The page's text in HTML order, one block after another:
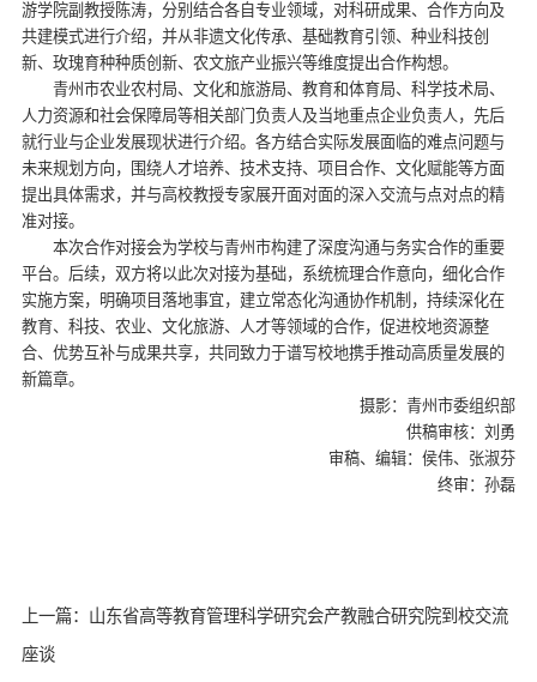
游学院副教授陈涛，分别结合各自专业领域，对科研成果、合作方向及
共建模式进行介绍，并从非遗文化传承、基础教育引领、种业科技创
新、玫瑰育种种质创新、农文旅产业振兴等维度提出合作构想。
青州市农业农村局、文化和旅游局、教育和体育局、科学技术局、
人力资源和社会保障局等相关部门负责人及当地重点企业负责人，先后
就行业与企业发展现状进行介绍。各方结合实际发展面临的难点问题与
未来规划方向，围绕人才培养、技术支持、项目合作、文化赋能等方面
提出具体需求，并与高校教授专家展开面对面的深入交流与点对点的精
准对接。
本次合作对接会为学校与青州市构建了深度沟通与务实合作的重要
平台。后续，双方将以此次对接为基础，系统梳理合作意向，细化合作
实施方案，明确项目落地事宜，建立常态化沟通协作机制，持续深化在
教育、科技、农业、文化旅游、人才等领域的合作，促进校地资源整
合、优势互补与成果共享，共同致力于谱写校地携手推动高质量发展的
新篇章。
摄影：青州市委组织部
供稿审核：刘勇
审稿、编辑：侯伟、张淑芬
终审：孙磊
上一篇：山东省高等教育管理科学研究会产教融合研究院到校交流
座谈